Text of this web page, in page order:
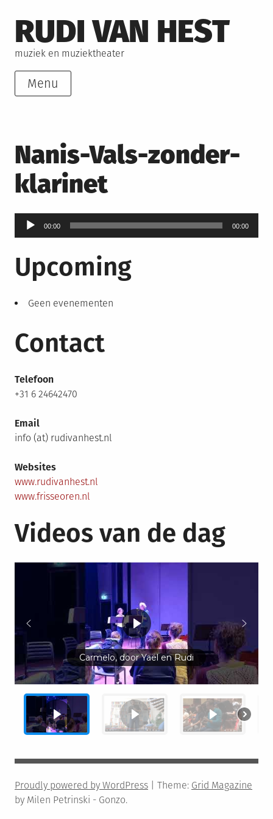
to
content
RUDI VAN HEST
muziek en muziektheater
Menu
Nanis-Vals-zonder-
klarinet
Audiospeler
00:00 00:00
Upcoming
Geen evenementen
Contact
Telefoon
+31 6 24642470
Email
info (at) rudivanhest.nl
Websites
www.rudivanhest.nl
www.frisseoren.nl
Videos van de dag
Carmelo, door Yaël en Rudi
Proudly powered by WordPress Theme: Grid Magazine
by Milen Petrinski - Gonzo.